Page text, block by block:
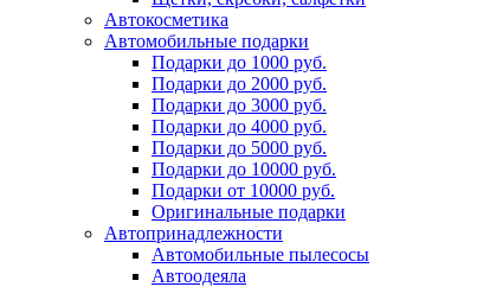
Автокосметика
Автомобильные подарки
Подарки до 1000 руб.
Подарки до 2000 руб.
Подарки до 3000 руб.
Подарки до 4000 руб.
Подарки до 5000 руб.
Подарки до 10000 руб.
Подарки от 10000 руб.
Оригинальные подарки
Автопринадлежности
Автомобильные пылесосы
Автоодеяла